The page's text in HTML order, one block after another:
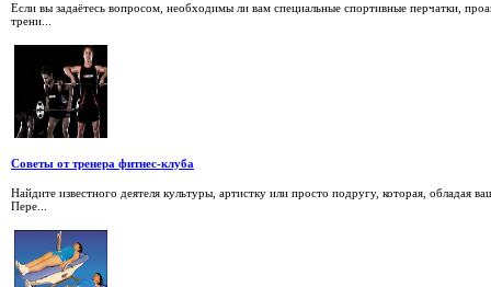
Если вы задаётесь вопросом, необходимы ли вам специальные спортивные перчатки,
трени...
Советы от тренера фитнес-клуба
Найдите известного деятеля культуры, артистку или просто подругу, которая, обладая
Пере...